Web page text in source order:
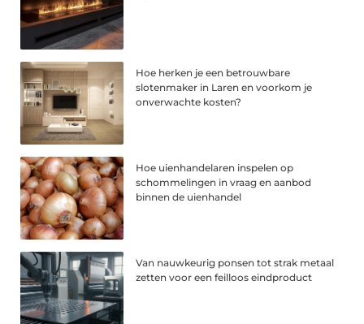
Hoe herken je een betrouwbare
slotenmaker in Laren en voorkom je
onverwachte kosten?
Hoe uienhandelaren inspelen op
schommelingen in vraag en aanbod
binnen de uienhandel
Van nauwkeurig ponsen tot strak metaal
zetten voor een feilloos eindproduct